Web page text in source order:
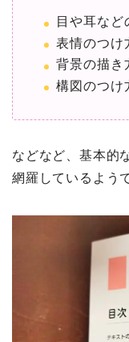
目や耳など
表情のつけ
背景の描き
構図のつけ
などなど、基本的
網羅しているよう